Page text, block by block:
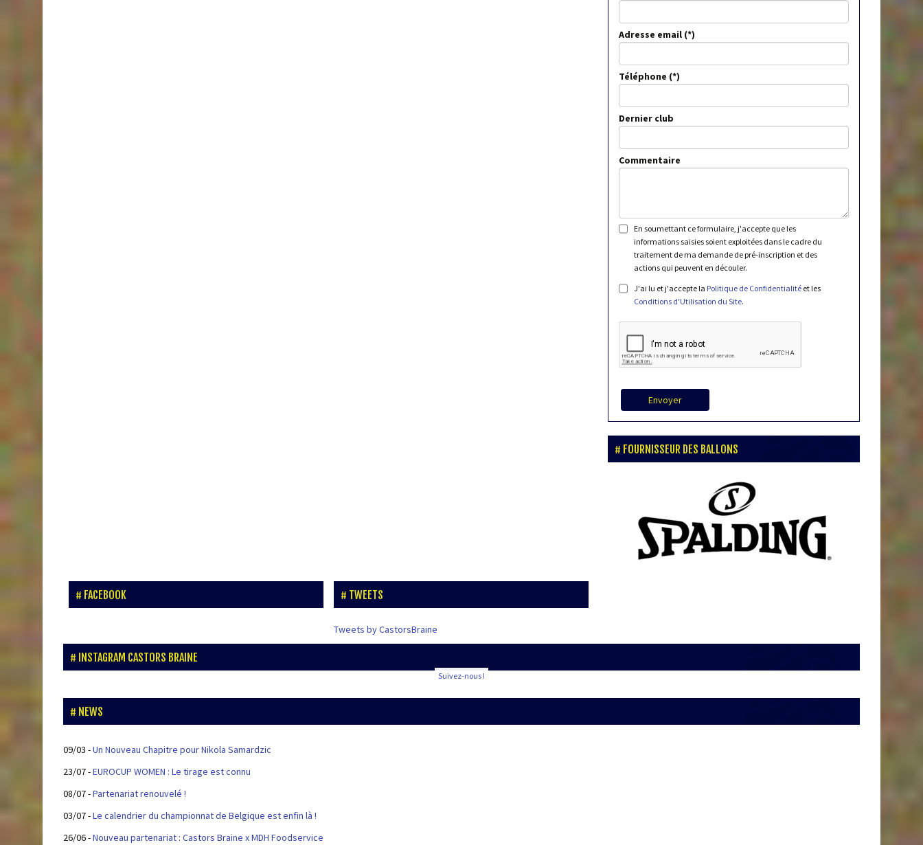
Adresse email
Téléphone
Dernier club
Commentaire
En soumettant ce formulaire, j'accepte que les
informations saisies soient exploitées dans le cadre du
traitement de ma demande de pré-inscription et des
actions qui peuvent en découler.
J'ai lu et j'accepte la Politique de Confidentialité et les
Conditions d'Utilisation du Site.
Envoyer
FOURNISSEUR DES BALLONS
FACEBOOK TWEETS
Tweets by CastorsBraine
INSTAGRAM CASTORS BRAINE
Suivez-nous !
NEWS
09/03 -Un Nouveau Chapitre pour Nikola Samardzic
23/07-EUROCUP WOMEN : Le tirage est connu
08/07-Partenariat renouvelé !
03/07-Le calendrier du championnat de Belgique est enfin là !
26/06-Nouveau partenariat : Castors Braine x MDH Foodservice